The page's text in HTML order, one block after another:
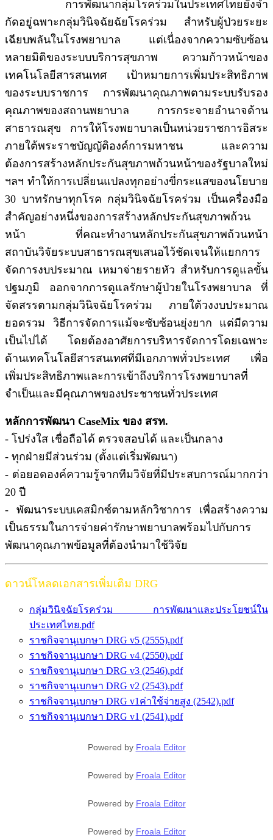
การพัฒนากลุ่มโรคร่วมในประเทศไทยยังจำ
กัดอยู่ฉพาะกลุ่มวินิจฉัยฉัยโรคร่วม สำหรับผู้ป่วยระยะ
เฉียบพลันในโรงพยาบาล แต่เนื่องจากความซับซ้อน
หลายมิติของระบบบริการสุขภาพ ความก้าวหน้าของ
เทคโนโลยีสารสนเทศ เป้าหมายการเพิ่มประสิทธิภาพ
ของระบบราชการ การพัฒนาคุณภาพตามระบบรับรอง
คุณภาพของสถานพยาบาล การกระจายอำนาจด้าน
สาธารณสุข การให้โรงพยาบาลเป็นหน่วยราชการอิสระ
ภายใต้พระราชบัญญัติองค์การมหาชน และความ
ต้องการสร้างหลักประกันสุขภาพถ้วนหน้าของรัฐบาลใหม่
ฯลฯ ทำให้การเปลี่ยนแปลงทุกอย่างขี่กระแสของนโยบาย
30 บาทรักษาทุกโรค กลุ่มวินิจฉัยโรคร่วม เป็นเครื่องมือ
สำคัญอย่างหนึ่งของการสร้างหลักประกันสุขภาพถ้วน
หน้า ที่คณะทำงานหลักประกันสุขภาพถ้วนหน้า
สถาบันวิจัยระบบสาธารณสุขเสนอไว้ชัดเจนให้แยกการ
จัดการงบประมาณ เหมาจ่ายรายหัว สำหรับการดูแลขั้น
ปฐมภูมิ ออกจากการดูแลรักษาผู้ป่วยในโรงพยาบาล ที่
จัดสรรตามกลุ่มวินิจฉัยโรคร่วม ภายใต้วงงบประมาณ
ยอดรวม วิธีการจัดการแม้จะซับซ้อนยุ่งยาก แต่มีดวาม
เป็นไปได้ โดยต้องอาศัยการบริหารจัดการโดยเฉพาะ
ด้านเทคโนโลยีสารสนเทศที่มีเอกภาพทั่วประเทศ เพื่อ
เพิ่มประสิทธิภาพและการเข้าถึงบริการโรงพยาบาลที่
จำเป็นและมีคุณภาพของประชาชนทั่วประเทศ
หลักการพัฒนา CaseMix ของ สรท.
- โปร่งใส เชื่อถือได้ ตรวจสอบได้ และเป็นกลาง
- ทุกฝ่ายมีส่วนร่วม (ตั้งแต่เริ่มพัฒนา)
- ต่อยอดองค์ความรู้จากทีมวิจัยที่มีประสบการณ์มากกว่า
20 ปี
- พัฒนาระบบเคสมิกซ์ตามหลักวิชาการ เพื่อสร้างความ
เป็นธรรมในการจ่ายค่ารักษาพยาบาลพร้อมไปกับการ
พัฒนาคุณภาพข้อมูลที่ต้องนำมาใช้วิจัย
ดาวน์โหลดเอกสารเพิ่มเติม DRG
กลุ่มวินิจฉัยโรคร่วม การพัฒนาและประโยชน์ใน
ประเทศไทย.pdf
ราชกิจจานุเบกษา DRG v5 (2555).pdf
ราชกิจจานุเบกษา DRG v4 (2550).pdf
ราชกิจจานุเบกษา DRG v3 (2546).pdf
ราชกิจจานุเบกษา DRG v2 (2543).pdf
ราชกิจจานุเบกษา DRG v1ค่าใช้จ่ายสูง (2542).pdf
ราชกิจจานุเบกษา DRG v1 (2541).pdf
Powered by Froala Editor
Powered by Froala Editor
Powered by Froala Editor
Powered by Froala Editor